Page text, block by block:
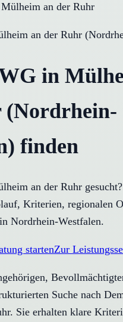
an der Ruhr
an der Ruhr (
in
(Nordrhein-
finden
an der Ruhr
Kriterien, regionalen
Nordrhein-Westfalen.
startenZur
Suche nach
Sie erhalten klare